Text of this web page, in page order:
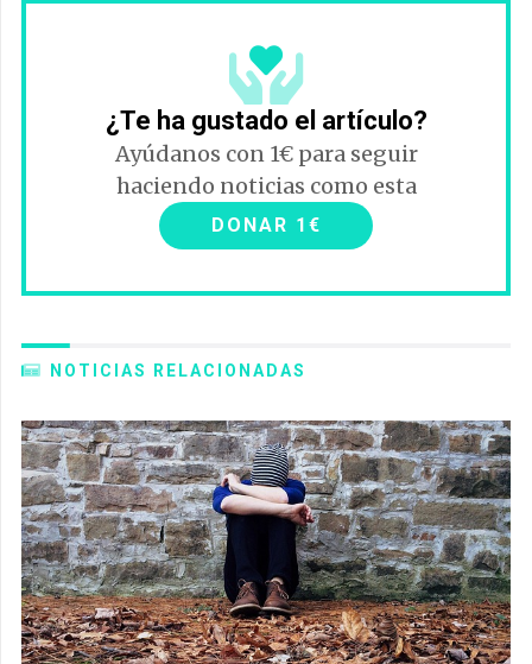
¿Te ha gustado el artículo?
Ayúdanos con 1€ para seguir
haciendo noticias como esta
DONAR 1€
NOTICIAS RELACIONADAS